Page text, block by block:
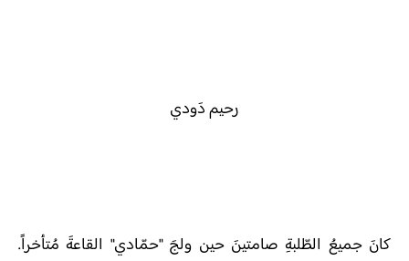
رحيم دَودي
كانَ جميعُ الطّلبةِ صامتينَ حين ولجَ "حمّادي" القاعةَ مُتأخراً.